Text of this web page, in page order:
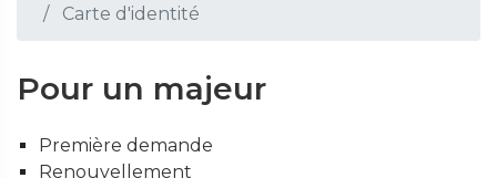
Carte d'identité
Pour un majeur
Première demande
Renouvellement